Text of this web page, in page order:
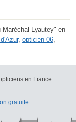
Maréchal Lyautey" en
, opticien 06,
en France
gratuite